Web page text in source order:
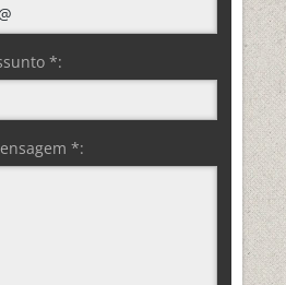
*:
*: